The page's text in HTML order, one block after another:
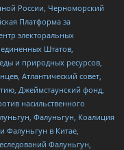
России, Черноморский
Платформа за
электоральных
Штатов,
и природных ресурсов,
Атлантический совет,
Джеймстаунский фонд,
насильственного
Фалуньгун, Коалиция
Фалуньгун в Китае,
Фалуньгун,